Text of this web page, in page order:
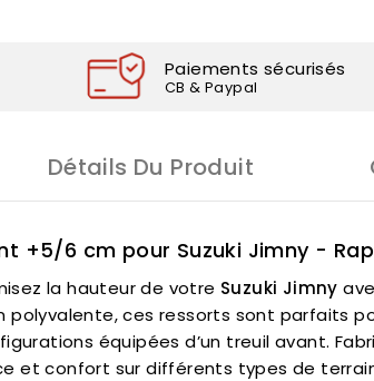
Paiements sécurisés
CB & Paypal
Détails Du Produit
+5/6 cm pour Suzuki Jimny -
la hauteur de votre Suzuki Jimny
polyvalente, ces ressorts sont parfaits
équipées d’un treuil avant.
et confort sur différents types de